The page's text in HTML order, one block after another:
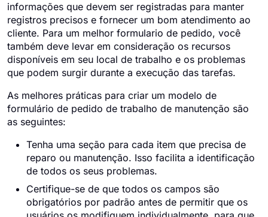
informações que devem ser registradas para manter
registros precisos e fornecer um bom atendimento ao
cliente. Para um melhor formulario de pedido, você
também deve levar em consideração os recursos
disponíveis em seu local de trabalho e os problemas
que podem surgir durante a execução das tarefas.
As melhores práticas para criar um modelo de
formulário de pedido de trabalho de manutenção são
as seguintes:
Tenha uma seção para cada item que precisa de
reparo ou manutenção. Isso facilita a identificação
de todos os seus problemas.
Certifique-se de que todos os campos são
obrigatórios por padrão antes de permitir que os